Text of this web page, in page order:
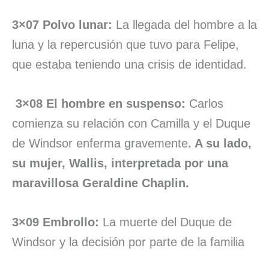
3×07 Polvo lunar: La llegada del hombre a la
luna y la repercusión que tuvo para Felipe,
que estaba teniendo una crisis de identidad.
3×08 El hombre en suspenso: Carlos
comienza su relación con Camilla y el Duque
de Windsor enferma gravemente. A su lado,
su mujer, Wallis, interpretada por una
maravillosa Geraldine Chaplin.
3×09 Embrollo: La muerte del Duque de
Windsor y la decisión por parte de la familia